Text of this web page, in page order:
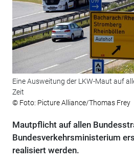
Eine Ausweitung der LKW-Maut auf
Zeit
© Foto: Picture Alliance/Thomas Frey
Mautpflicht auf allen
Bundesverkehrsministerium
realisiert werden.